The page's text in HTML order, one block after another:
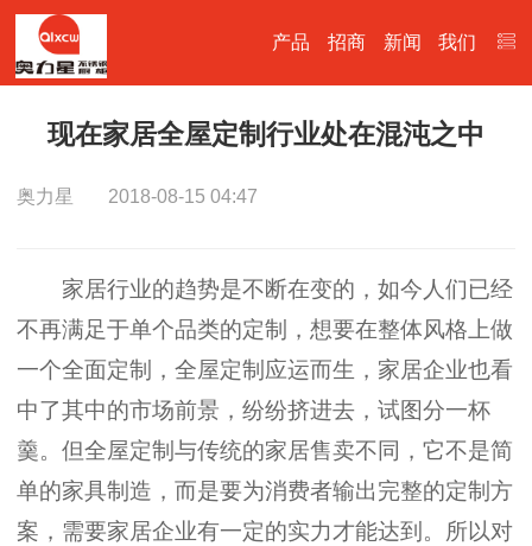
产品 招商 新闻 我们
现在家居全屋定制行业处在混沌之中
奥力星 2018-08-15 04:47
家居行业的趋势是不断在变的，如今人们已经
不再满足于单个品类的定制，想要在整体风格上做
一个全面定制，全屋定制应运而生，家居企业也看
中了其中的市场前景，纷纷挤进去，试图分一杯
羹。但全屋定制与传统的家居售卖不同，它不是简
单的家具制造，而是要为消费者输出完整的定制方
案，需要家居企业有一定的实力才能达到。所以对